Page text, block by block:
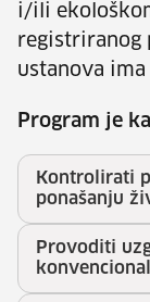
i/ili
registriranog
ustanova
Program je
Kontrolirati
ponašanju
Provoditi